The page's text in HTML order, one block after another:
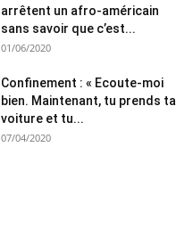
arrêtent un afro-américain
sans savoir que c’est...
01/06/2020
Confinement : « Ecoute-moi
bien. Maintenant, tu prends ta
voiture et tu...
07/04/2020